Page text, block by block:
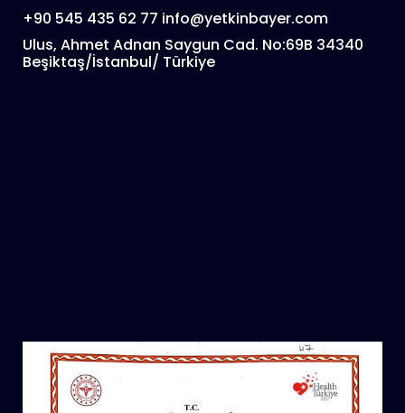
+90 545 435 62 77 info@yetkinbayer.com
Ulus, Ahmet Adnan Saygun Cad. No:69B 34340
Beşiktaş/İstanbul/ Türkiye